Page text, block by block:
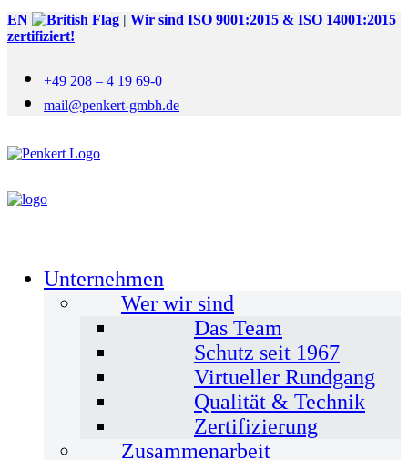
EN | Wir sind ISO 9001:2015 & ISO 14001:2015
zertifiziert!
+49 208 – 4 19 69-0
mail@penkert-gmbh.de
Unternehmen
Wer wir sind
Das Team
Schutz seit 1967
Virtueller Rundgang
Qualität & Technik
Zertifizierung
Zusammenarbeit